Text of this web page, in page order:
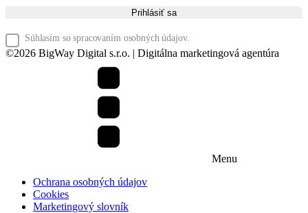
Prihlásiť sa
Súhlasím so spracovaním osobných údajov.
©2026 BigWay Digital s.r.o. | Digitálna marketingová agentúra
Menu
Ochrana osobných údajov
Cookies
Marketingový slovník